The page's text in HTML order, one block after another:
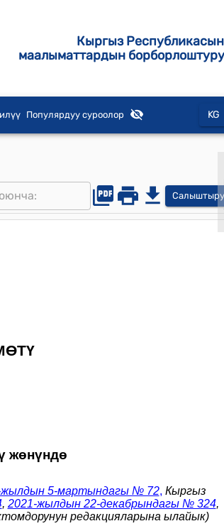
Кыргыз
маалыматтардын
Популярдуу суроолор KG